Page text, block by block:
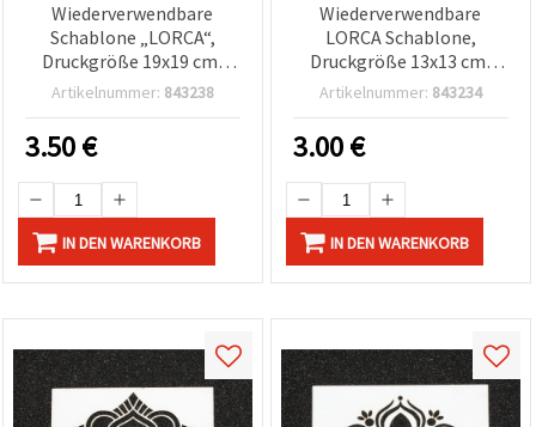
Wiederverwendbare
Schablone „LORCA“,
Druckgröße 19x19 cm,
Design LM12
Artikelnummer: 843238
3.50€
IN DEN WARENKORB
Wiederverwendbare
LORCA Schablone,
Druckgröße 13x13 cm,
LM9
Artikelnummer: 843234
3.00€
IN DEN WARENKORB